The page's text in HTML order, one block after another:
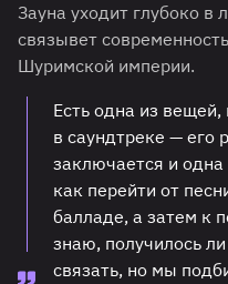
Зауна уходит глубоко в
связывет
Шуримской империи.
Есть одна из вещей,
в саундтреке — его
заключается и
как перейти от
балладе, а затем к
знаю, получилось
связать, но мы